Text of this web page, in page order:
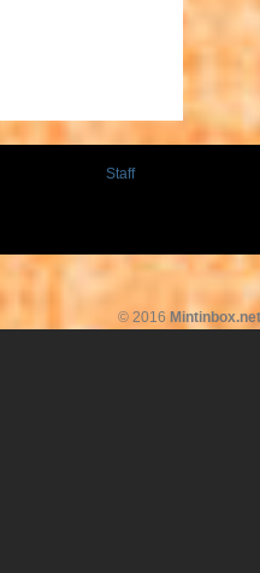
Staff
© 2016 Mintinbox.net